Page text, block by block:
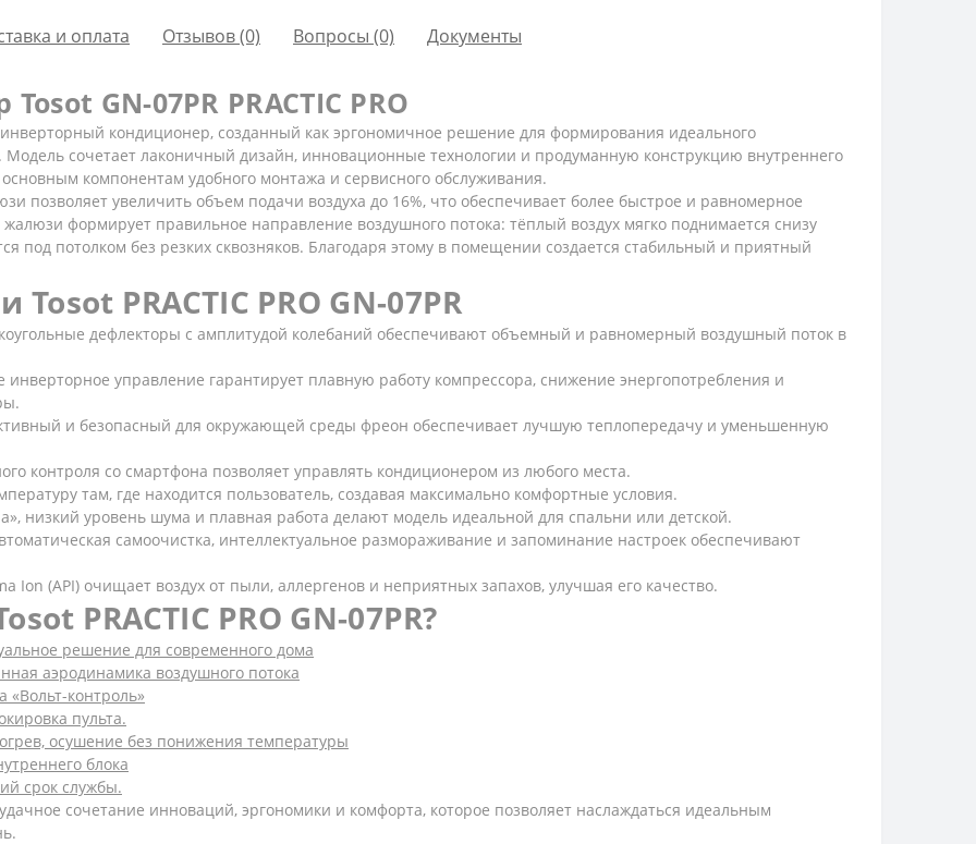
и оплата Отзывов (0) Вопросы (0) Документы
GN-07PR PRACTIC PRO
инверторный кондиционер, созданный как эргономичное решение для формирования идеального
сочетает лаконичный дизайн, инновационные технологии и продуманную конструкцию внутреннего
компонентам удобного монтажа и сервисного обслуживания.
позволяет увеличить объем подачи воздуха до 16%, что обеспечивает более быстрое и равномерное
формирует правильное направление воздушного потока: тёплый воздух мягко поднимается снизу
под потолком без резких сквозняков. Благодаря этому в помещении создается стабильный и приятный
PRACTIC PRO GN-07PR
дефлекторы с амплитудой колебаний обеспечивают объемный и равномерный воздушный поток в
инверторное управление гарантирует плавную работу компрессора, снижение энергопотребления и
и безопасный для окружающей среды фреон обеспечивает лучшую теплопередачу и уменьшенную
контроля со смартфона позволяет управлять кондиционером из любого места.
там, где находится пользователь, создавая максимально комфортные условия.
низкий уровень шума и плавная работа делают модель идеальной для спальни или детской.
самоочистка, интеллектуальное размораживание и запоминание настроек обеспечивают
Ion (API) очищает воздух от пыли, аллергенов и неприятных запахов, улучшая его качество.
PRACTIC PRO GN-07PR?
решение для современного дома
аэродинамика воздушного потока
«Вольт-контроль»
пульта.
осушение без понижения температуры
блока
срок службы.
удачное сочетание инноваций, эргономики и комфорта, которое позволяет наслаждаться идеальным